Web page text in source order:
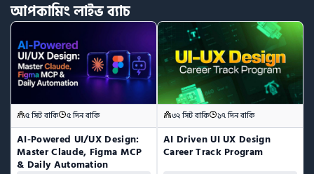
আপকামিংলাইভব্যাচ
৫ সিট বাকি ৫ দিন বাকি
AI-Powered UI/UX Design:
Master Claude, Figma MCP
& Daily Automation
৩২ সিট বাকি ১৭ দিন বাকি
AI Driven UI UX Design
Career Track Program